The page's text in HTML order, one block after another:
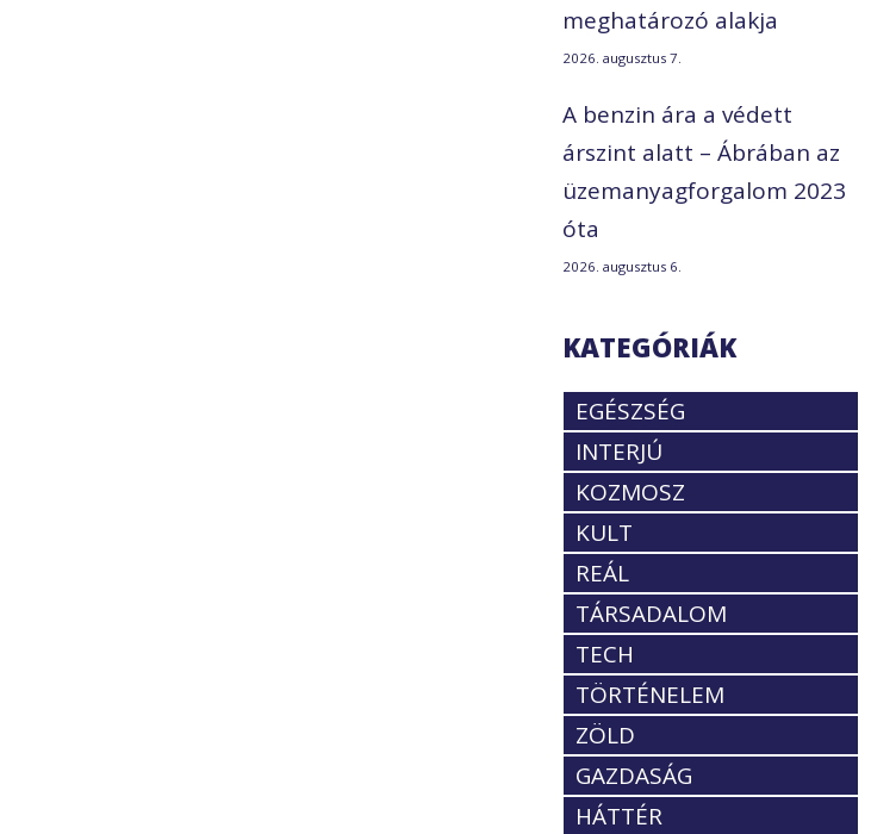
meghatározó alakja
2026. augusztus 7.
A benzin ára a védett
árszint alatt – Ábrában az
üzemanyagforgalom 2023
óta
2026. augusztus 6.
KATEGÓRIÁK
EGÉSZSÉG
INTERJÚ
KOZMOSZ
KULT
REÁL
TÁRSADALOM
TECH
TÖRTÉNELEM
ZÖLD
GAZDASÁG
HÁTTÉR